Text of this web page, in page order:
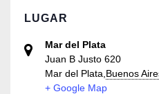
LUGAR
Mar del Plata
Juan B Justo 620
Mar del Plata Buenos
+ Google Map